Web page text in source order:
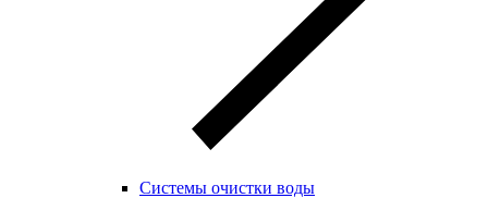
Системы очистки воды